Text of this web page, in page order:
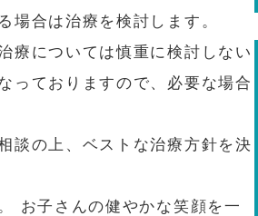
場合は治療を検討します。
療については慎重に検討しない
っておりますので、必要な場合
談の上、ベストな治療方針を決
お子さんの健やかな笑顔を一